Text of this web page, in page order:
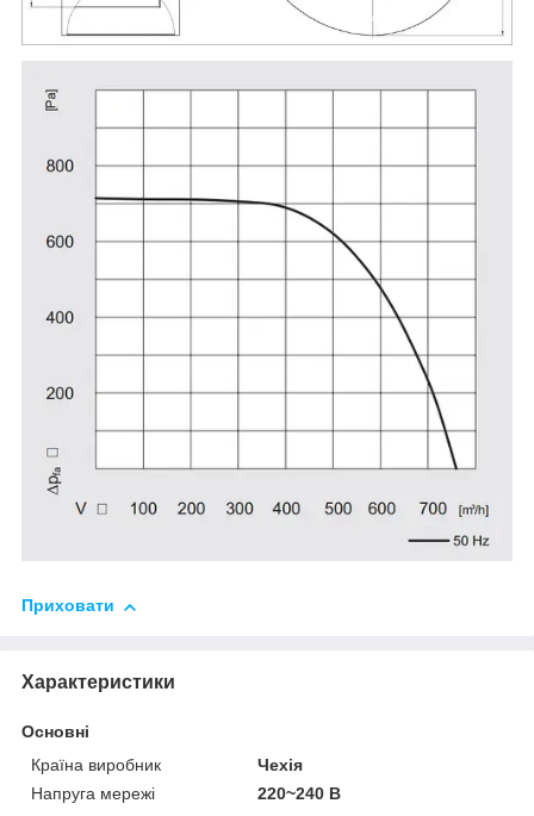
Приховати
Характеристики
Основні
Країна виробник
Чехія
Напруга мережі
220~240 В